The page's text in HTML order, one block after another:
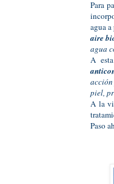
Para
agua
aire
agua
A
piel,
A la
Paso